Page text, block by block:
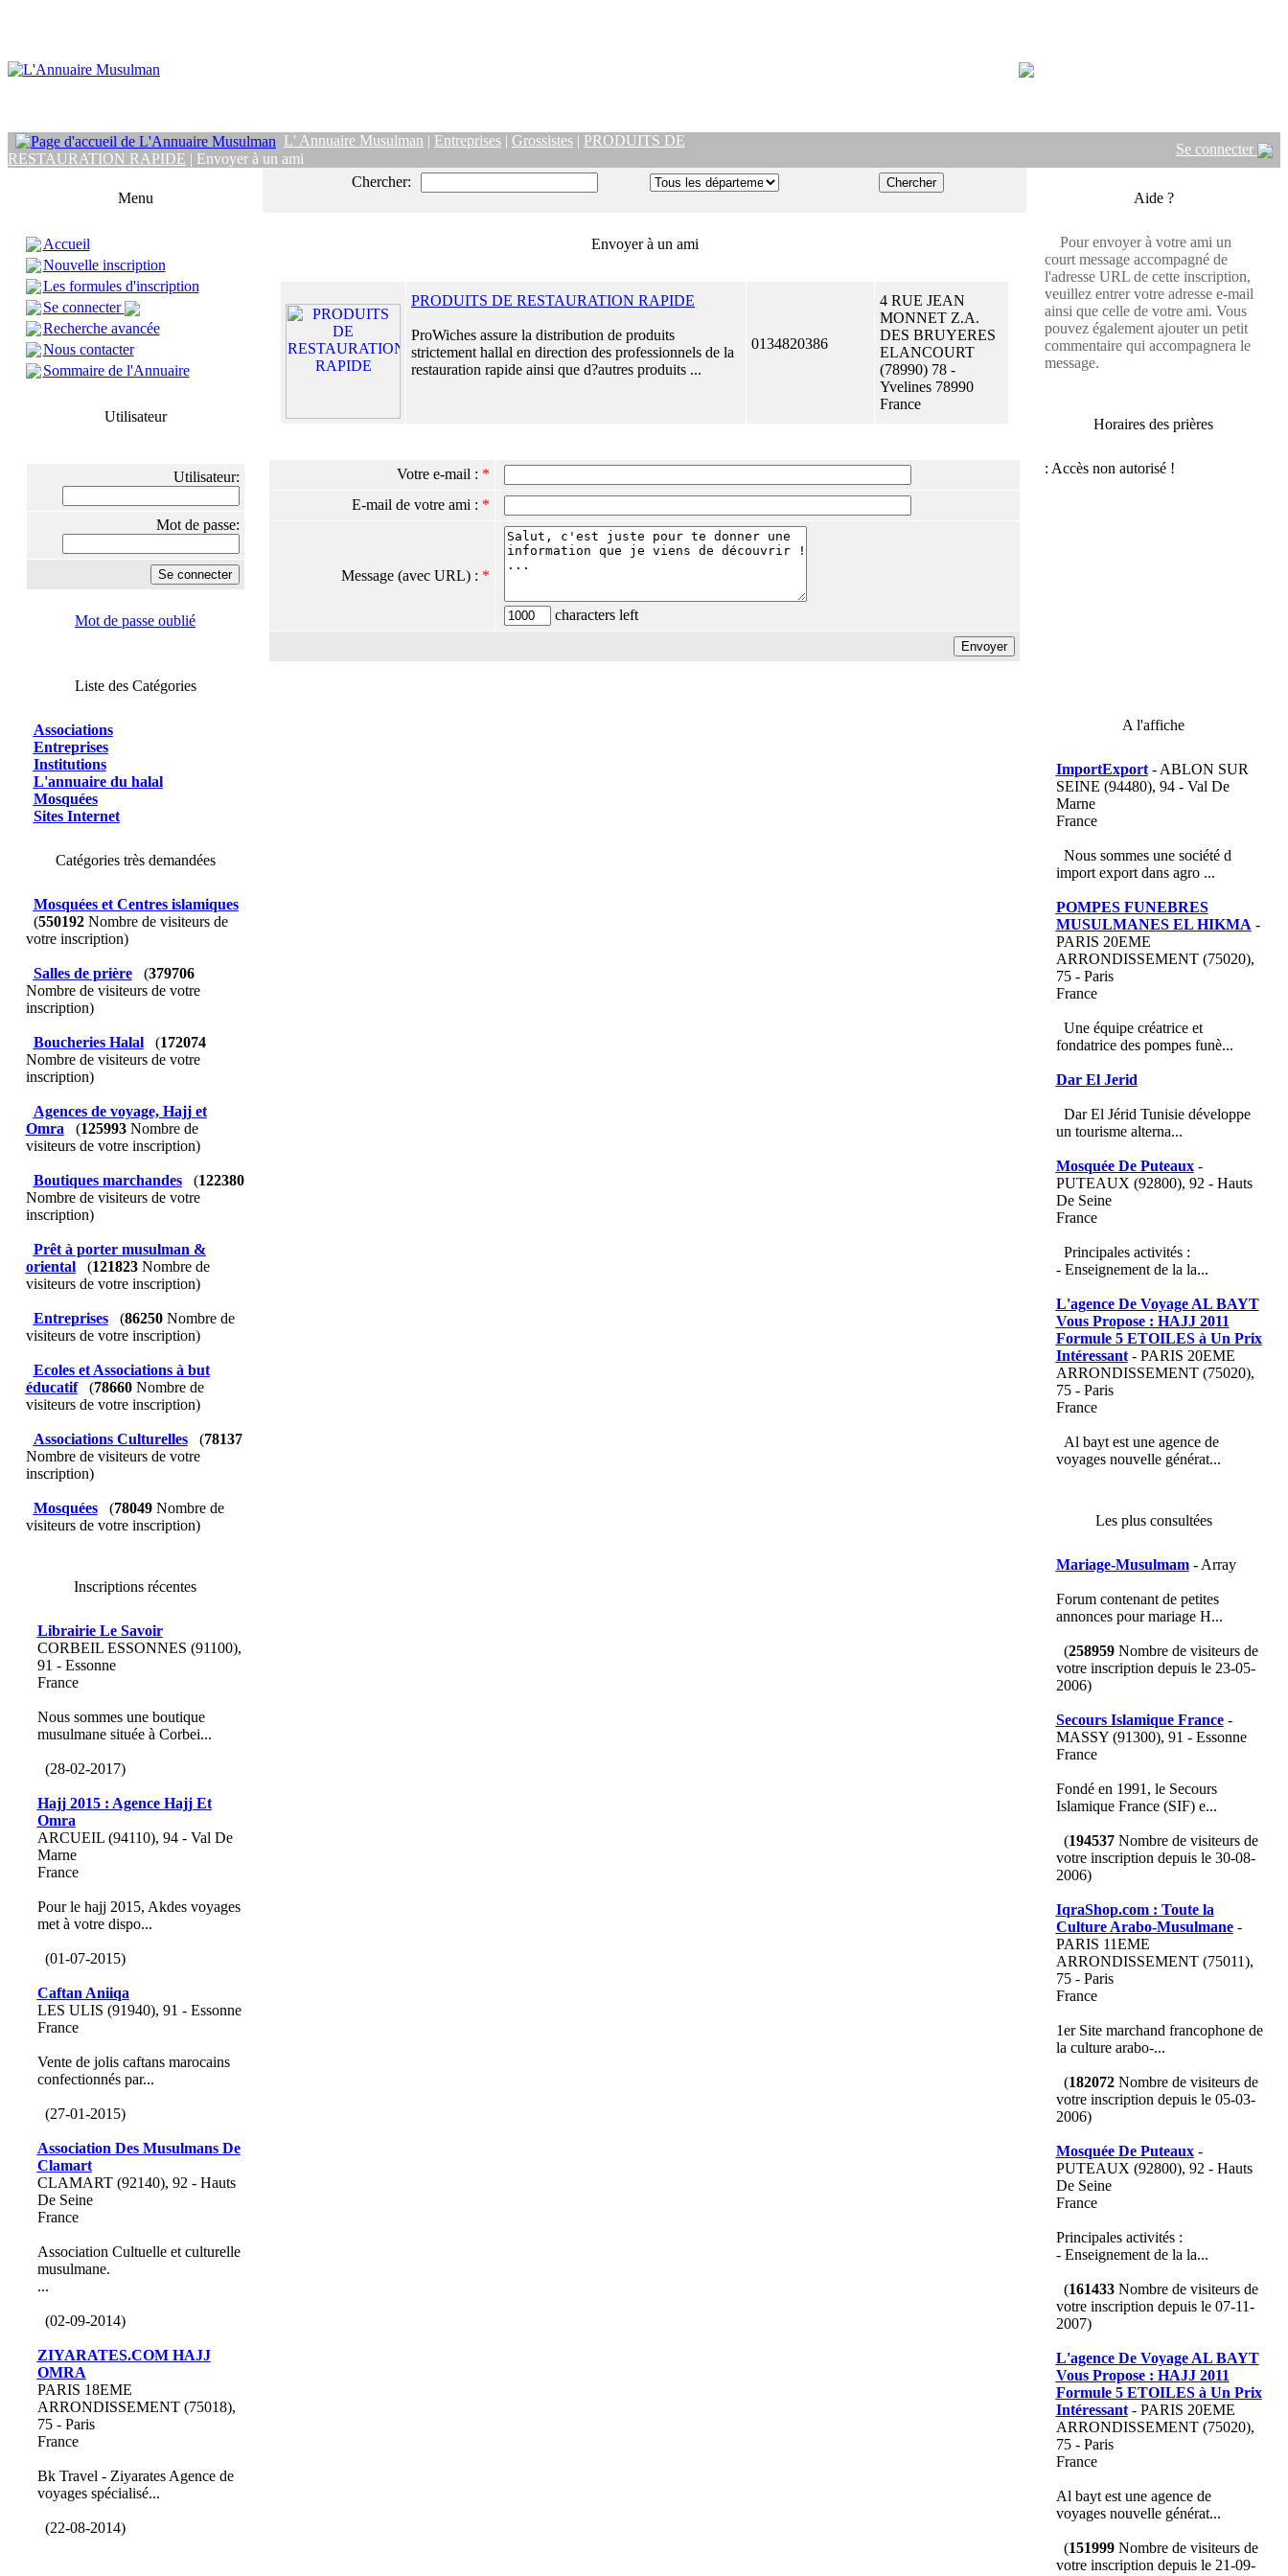
L' Annuaire Musulman | Entreprises | Grossistes | PRODUITS DE
RESTAURATION RAPIDE | Envoyer à un ami
Se connecter
Menu
Accueil
Nouvelle inscription
Les formules d'inscription
Se connecter
Recherche avancée
Nous contacter
Sommaire de l'Annuaire
Utilisateur
Utilisateur:
Mot de passe:
Mot de passe oublié
Liste des Catégories
Associations
Entreprises
Institutions
L'annuaire du halal
Mosquées
Sites Internet
Catégories très demandées
Mosquées et Centres islamiques
(550192Nombre de visiteurs de
votre inscription)
Salles de prière (379706
Nombre de visiteurs de votre
inscription)
Boucheries Halal (172074
Nombre de visiteurs de votre
inscription)
Agences de voyage, Hajj et
Omra
(125993Nombre de
visiteurs de votre inscription)
Boutiques marchandes (122380
Nombre de visiteurs de votre
inscription)
Prêt à porter musulman &
oriental
(121823Nombre de
visiteurs de votre inscription)
Entreprises (86250Nombre de
visiteurs de votre inscription)
Ecoles et Associations à but
éducatif
(78660Nombre de
visiteurs de votre inscription)
Associations Culturelles (78137
Nombre de visiteurs de votre
inscription)
Mosquées (78049Nombre de
visiteurs de votre inscription)
Inscriptions récentes
Librairie Le Savoir
CORBEIL ESSONNES (91100),
91 - Essonne
France
Nous sommes une boutique
musulmane située à Corbei...
(28-02-2017)
Hajj 2015 : Agence Hajj Et
Omra
ARCUEIL (94110), 94 - Val De
Marne
France
Pour le hajj 2015, Akdes voyages
met à votre dispo...
(01-07-2015)
Caftan Aniiqa
LES ULIS (91940), 91 - Essonne
France
Vente de jolis caftans marocains
confectionnés par...
(27-01-2015)
Association Des Musulmans De
Clamart
CLAMART (92140), 92 - Hauts
De Seine
France
Association Cultuelle et culturelle
musulmane.
...
(02-09-2014)
ZIYARATES.COM HAJJ
OMRA
PARIS 18EME
ARRONDISSEMENT (75018),
75 - Paris
France
Bk Travel - Ziyarates Agence de
voyages spécialisé...
(22-08-2014)
Chercher:
Envoyer à un ami
PRODUITS DE RESTAURATION RAPIDE
ProWiches assure la distribution de produits
strictement hallal en direction des professionnels de la
restauration rapide ainsi que d?autres produits ...
0134820386
4 RUE JEAN
MONNET Z.A.
DES BRUYERES
ELANCOURT
(78990) 78 -
Yvelines 78990
France
Votre e-mail : *
E-mail de votre ami : *
Message (avec URL) : *
characters left
Aide ?
Pour envoyer à votre ami un
court message accompagné de
l'adresse URL de cette inscription,
veuillez entrer votre adresse e-mail
ainsi que celle de votre ami. Vous
pouvez également ajouter un petit
commentaire qui accompagnera le
message.
Horaires des prières
A l'affiche
ImportExport- ABLON SUR
SEINE (94480), 94 - Val De
Marne
France
Nous sommes une société d
import export dans agro ...
POMPES FUNEBRES
MUSULMANES EL HIKMA -
PARIS 20EME
ARRONDISSEMENT (75020),
75 - Paris
France
Une équipe créatrice et
fondatrice des pompes funè...
Dar El Jerid
Dar El Jérid Tunisie développe
un tourisme alterna...
Mosquée De Puteaux-
PUTEAUX (92800), 92 - Hauts
De Seine
France
Principales activités :
- Enseignement de la la...
L'agence De Voyage AL BAYT
Vous Propose : HAJJ 2011
Formule 5 ETOILES à Un Prix
Intéressant- PARIS 20EME
ARRONDISSEMENT (75020),
75 - Paris
France
Al bayt est une agence de
voyages nouvelle générat...
Les plus consultées
Mariage-Musulmam- Array
Forum contenant de petites
annonces pour mariage H...
(258959Nombre de visiteurs de
votre inscription depuis le 23-05-
2006)
Secours Islamique France-
MASSY (91300), 91 - Essonne
France
Fondé en 1991, le Secours
Islamique France (SIF) e...
(194537Nombre de visiteurs de
votre inscription depuis le 30-08-
2006)
IqraShop.com : Toute la
Culture Arabo-Musulmane-
PARIS 11EME
ARRONDISSEMENT (75011),
75 - Paris
France
1er Site marchand francophone de
la culture arabo-...
(182072Nombre de visiteurs de
votre inscription depuis le 05-03-
2006)
Mosquée De Puteaux-
PUTEAUX (92800), 92 - Hauts
De Seine
France
Principales activités :
- Enseignement de la la...
(161433Nombre de visiteurs de
votre inscription depuis le 07-11-
2007)
L'agence De Voyage AL BAYT
Vous Propose : HAJJ 2011
Formule 5 ETOILES à Un Prix
Intéressant- PARIS 20EME
ARRONDISSEMENT (75020),
75 - Paris
France
Al bayt est une agence de
voyages nouvelle générat...
(151999Nombre de visiteurs de
votre inscription depuis le 21-09-